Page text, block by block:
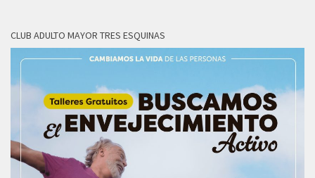
CLUB ADULTO MAYOR TRES ESQUINAS